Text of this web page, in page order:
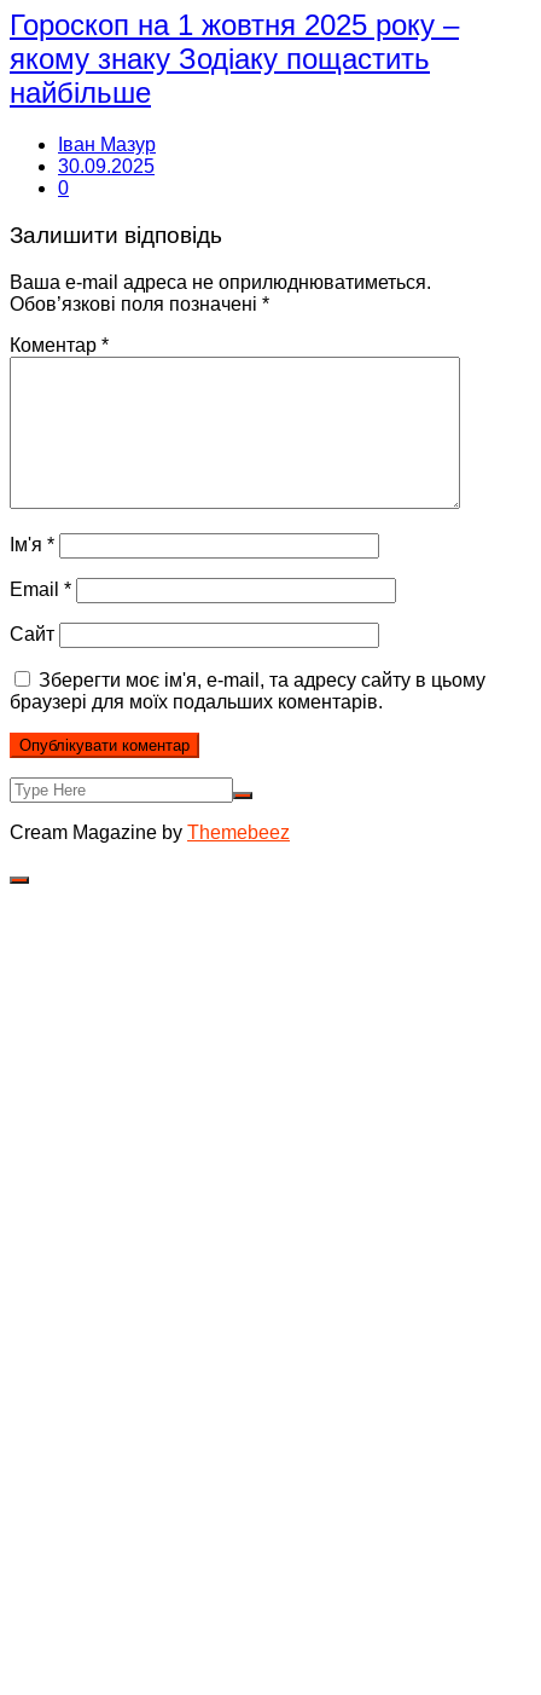
Гороскоп на 1 жовтня 2025 року –
якому знаку Зодіаку пощастить
найбільше
Іван Мазур
30.09.2025
0
Залишити відповідь
Ваша e-mail адреса не оприлюднюватиметься.
Обов’язкові поля позначені *
Коментар *
Ім'я *
Email *
Сайт
Зберегти моє ім'я, e-mail, та адресу сайту в цьому
браузері для моїх подальших коментарів.
Cream Magazine by Themebeez